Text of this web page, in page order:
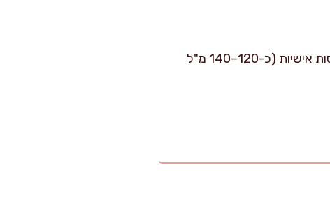
זמן הכנה: 15 דקות. זמן קירור: 2–3 שעות (מומלץ ללילה). רמת קושי: קל. כמות: 6 מנות בכוסות אישיות (כ-120–140 מ"ל